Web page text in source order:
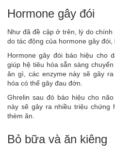
Hormone gây đói
Như đã đề cập ở trên, lý do
do tác động của hormone gây đói,
Hormone gây đói báo hiệu cho
giúp hệ tiêu hóa sẵn sàng
ăn gì, các enzyme này sẽ gây
hóa có thể gây đau đớn.
Ghrelin sau đó báo hiệu cho
này sẽ gây ra nhiều triệu
thèm ăn.
Bỏ bữa và ăn kiêng